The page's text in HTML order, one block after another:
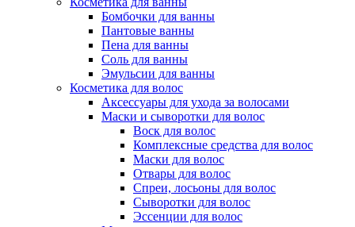
Бомбочки для ванны
Пантовые ванны
Пена для ванны
Соль для ванны
Эмульсии для ванны
Косметика для волос
Аксессуары для ухода за волосами
Маски и сыворотки для волос
Воск для волос
Комплексные средства для волос
Маски для волос
Отвары для волос
Спреи, лосьоны для волос
Сыворотки для волос
Эссенции для волос